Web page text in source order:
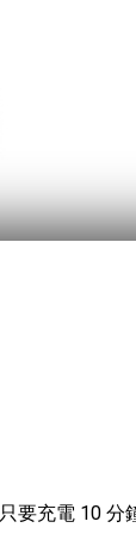
要充電 10 分